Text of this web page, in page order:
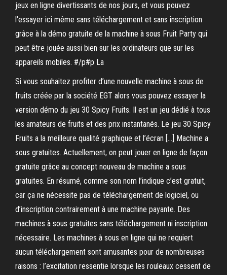
jeux en ligne divertissants de nos jours, et vous pouvez
l'essayer ici même sans téléchargement et sans inscription
grâce à la démo gratuite de la machine à sous Fruit Party qui
peut être jouée aussi bien sur les ordinateurs que sur les
appareils mobiles. #/p#p La
Si vous souhaitez profiter d’une nouvelle machine à sous de
fruits créée par la société EGT alors vous pouvez essayer la
version démo du jeu 30 Spicy Fruits. Il est un jeu dédié à tous
les amateurs de fruits et des prix instantanés. Le jeu 30 Spicy
Fruits a la meilleure qualité graphique et l’écran […] Machine a
sous gratuites. Actuellement, on peut jouer en ligne de façon
gratuite grâce au concept nouveau de machine a sous
gratuites. En résumé, comme son nom l’indique c’est gratuit,
car ça ne nécessite pas de téléchargement de logiciel, ou
d’inscription contrairement à une machine payante. Des
machines à sous gratuites sans téléchargement ni inscription
nécessaire. Les machines à sous en ligne qui ne requiert
aucun téléchargement sont amusantes pour de nombreuses
raisons : l’excitation ressentie lorsque les rouleaux cessent de